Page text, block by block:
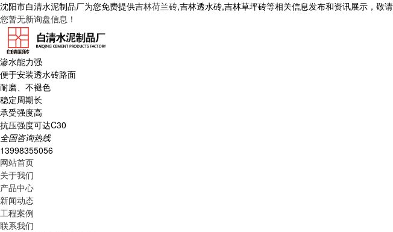
沈阳市白清水泥制品厂为您免费提供吉林荷兰砖,吉林透水砖,吉林草坪砖等相关信息发布和资讯展示，敬请
您暂无新询盘信息！
渗水能力强
便于安装透水砖路面
耐磨、不褪色
稳定周期长
承受强度高
抗压强度可达C30
全国咨询热线
13998355056
网站首页
关于我们
产品中心
新闻动态
工程案例
联系我们